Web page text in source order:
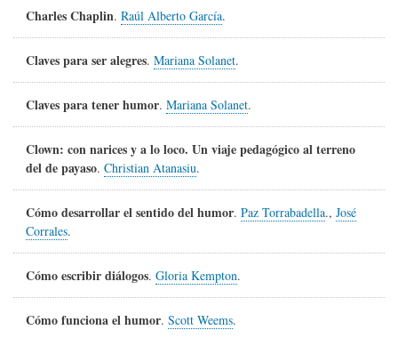
Charles Chaplin. Raúl Alberto García.
Claves para ser alegres. Mariana Solanet.
Claves para tener humor. Mariana Solanet.
Clown: con narices y a lo loco. Un viaje pedagógico al terreno
del de payaso. Christian Atanasiu.
Cómo desarrollar el sentido del humor. Paz Torrabadella., José
Corrales.
Cómo escribir diálogos. Gloria Kempton.
Cómo funciona el humor. Scott Weems.